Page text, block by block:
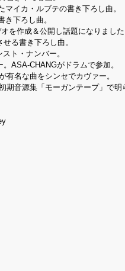
イカ・ルブテの書き下ろし曲。
下ろし曲。
を作成＆公開し話題になりました
る書き下ろし曲。
ト・ナンバー。
ASA-CHANGがドラムで参加。
名な曲をシンセでカヴァー。
期音源集「モーガンテープ」で